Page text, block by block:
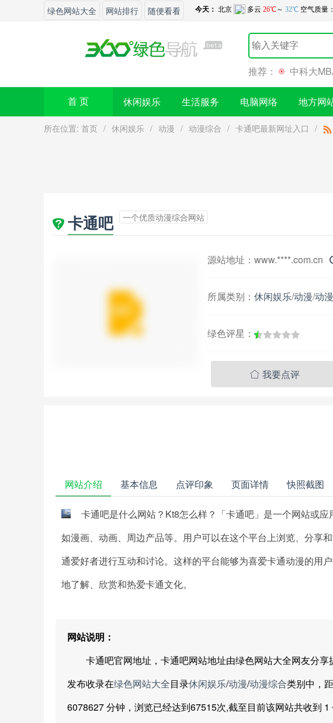
绿色网站大全 网站排行 随便看看
推荐： 中科大
首 页 休闲娱乐 生活服务 电脑网络 地方网
所在位置: 首页 / 休闲娱乐 / 动漫 / 动漫综合 / 卡通吧最新网址入口 /
卡通吧 一个优质动漫综合网站
源站地址： www.****.com.cn
所属类别： 休闲娱乐/动漫/动
绿色评星：
 我要点评
网站介绍 基本信息 点评印象 页面详情 快照截图
卡通吧是什么网站？Kt8怎么样？「卡通吧」是一个网站或
如漫画、动画、周边产品等。用户可以在这个平台上浏览、分享
通爱好者进行互动和讨论。这样的平台能够为喜爱卡通动漫的用
地了解、欣赏和热爱卡通文化。
网站说明：
卡通吧官网地址，卡通吧网站地址由绿色网站大全网友分享
发布收录在绿色网站大全目录休闲娱乐/动漫/动漫综合类别中，
6078627 分钟，浏览已经达到67515次,截至目前该网站共收到